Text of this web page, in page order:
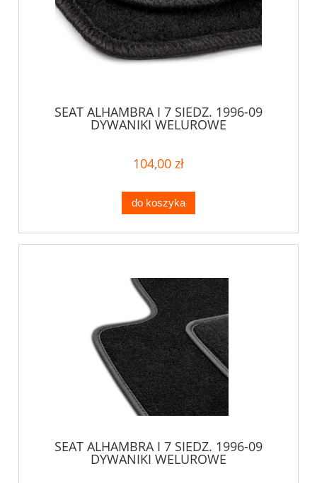
SEAT ALHAMBRA I 7 SIEDZ. 1996-09
DYWANIKI WELUROWE
104,00 zł
do koszyka
SEAT ALHAMBRA I 7 SIEDZ. 1996-09
DYWANIKI WELUROWE